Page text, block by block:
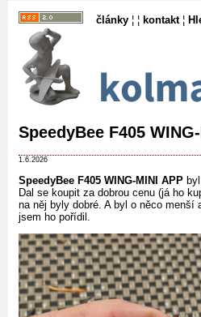
články ¦ ¦ kontakt¦
SpeedyBee F405
1.6.2026
SpeedyBee F405 WING-MINI APP
Dal se koupit za dobrou cenu (já ho
na něj byly dobré. A byl o něco menší
jsem ho pořídil.